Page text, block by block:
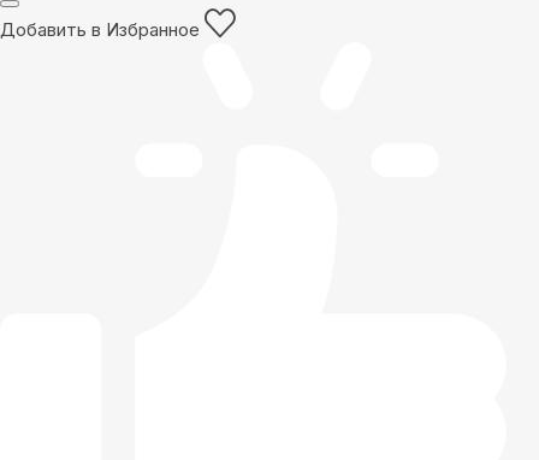
Добавить в Избранное